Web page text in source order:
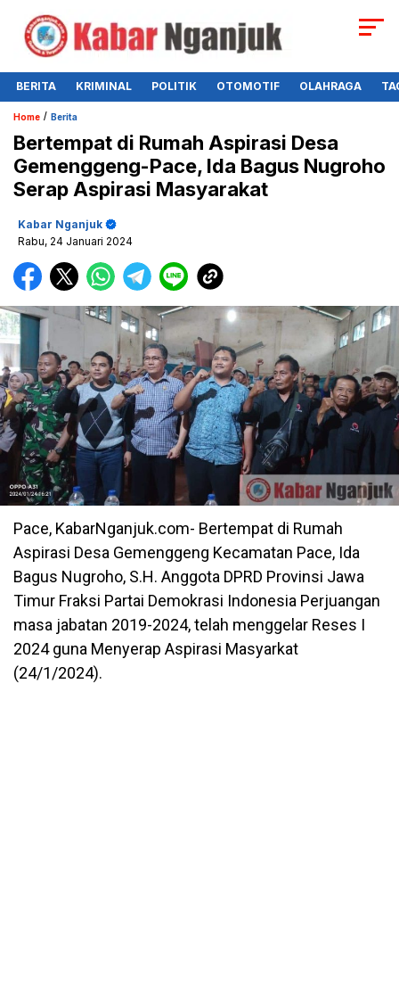
BERITA KRIMINAL POLITIK OTOMOTIF OLAHRAGA
Home / Berita
Bertempat di Rumah Aspirasi Desa
Gemenggeng-Pace, Ida Bagus Nugroho
Serap Aspirasi Masyarakat
Kabar Nganjuk
Rabu, 24 Januari 2024
Pace, KabarNganjuk.com- Bertempat di Rumah
Aspirasi Desa Gemenggeng Kecamatan Pace, Ida
Bagus Nugroho, S.H. Anggota DPRD Provinsi Jawa
Timur Fraksi Partai Demokrasi Indonesia Perjuangan
masa jabatan 2019-2024, telah menggelar Reses I
2024 guna Menyerap Aspirasi Masyarkat
(24/1/2024).